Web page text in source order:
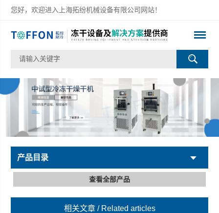
您好，欢迎进入上海拓纷机械设备有限公司网站！
产品目录
查看全部产品
相关文章 / Related articles